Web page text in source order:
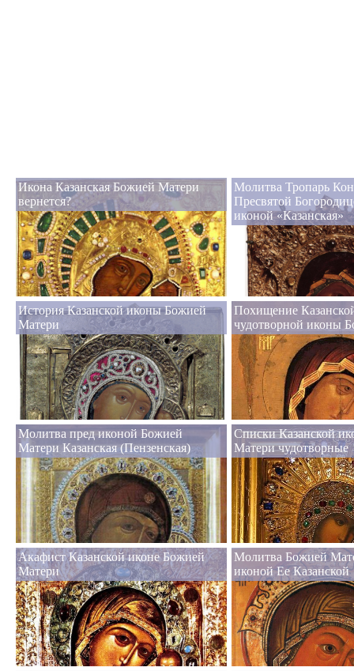
Икона Казанская Божией Матери
вернется?
Молитва Тропарь
Пресвятой
иконой «Казанская»
История Казанской иконы Божией
Матери
Похищение
чудотворной иконы
Молитва пред иконой Божией
Матери Казанская (Пензенская)
Списки Казанской
Матери чудотворные
Акафист Казанской иконе Божией
Матери
Молитва Божией
иконой Ее Казанской